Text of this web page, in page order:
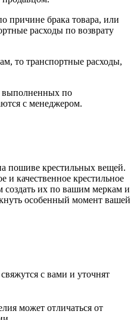
причине брака товара, или
расходы по возврату
то транспортные расходы,
выполненных по
с менеджером.
пошиве крестильных вещей.
качественное крестильное
их по вашим меркам и
особенный момент вашей
с вами и уточнят
может отличаться от